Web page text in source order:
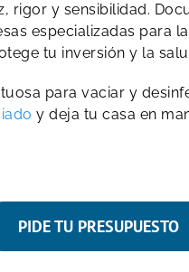
rigor y sensibilidad.
especializadas para
tu inversión y la
para vaciar y
y deja tu casa en
PIDE TU PRESUPUESTO